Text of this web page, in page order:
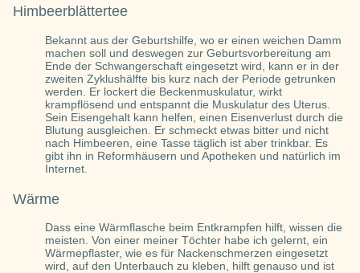
Himbeerblättertee
Bekannt aus der Geburtshilfe, wo er einen weichen Damm
machen soll und deswegen zur Geburtsvorbereitung am
Ende der Schwangerschaft eingesetzt wird, kann er in der
zweiten Zyklushälfte bis kurz nach der Periode getrunken
werden. Er lockert die Beckenmuskulatur, wirkt
krampflösend und entspannt die Muskulatur des Uterus.
Sein Eisengehalt kann helfen, einen Eisenverlust durch die
Blutung ausgleichen. Er schmeckt etwas bitter und nicht
nach Himbeeren, eine Tasse täglich ist aber trinkbar. Es
gibt ihn in Reformhäusern und Apotheken und natürlich im
Internet.
Wärme
Dass eine Wärmflasche beim Entkrampfen hilft, wissen die
meisten. Von einer meiner Töchter habe ich gelernt, ein
Wärmepflaster, wie es für Nackenschmerzen eingesetzt
wird, auf den Unterbauch zu kleben, hilft genauso und ist